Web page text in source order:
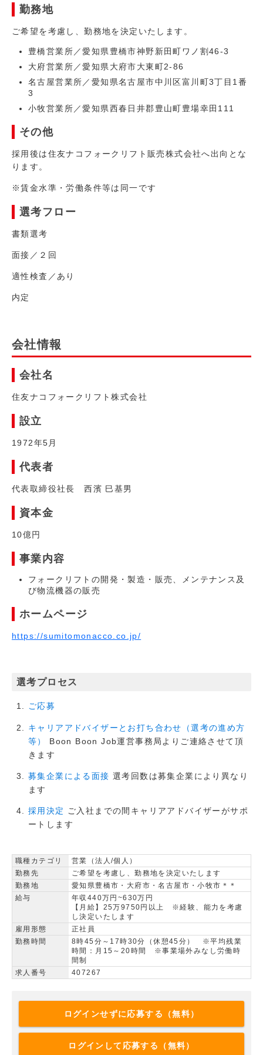
勤務地
ご希望を考慮し、勤務地を決定いたします。
豊橋営業所／愛知県豊橋市神野新田町ワノ割46-3
大府営業所／愛知県大府市大東町2-86
名古屋営業所／愛知県名古屋市中川区富川町3丁目1番
3
小牧営業所／愛知県西春日井郡豊山町豊場幸田111
その他
採用後は住友ナコフォークリフト販売株式会社へ出向とな
ります。
※賃金水準・労働条件等は同一です
選考フロー
書類選考
面接／２回
適性検査／あり
内定
会社情報
会社名
住友ナコフォークリフト株式会社
設立
1972年5月
代表者
代表取締役社長 西濱 巳基男
資本金
10億円
事業内容
フォークリフトの開発・製造・販売、メンテナンス及
び物流機器の販売
ホームページ
https://sumitomonacco.co.jp/
選考プロセス
ご応募
キャリアアドバイザーとお打ち合わせ（選考の進め方
等）
Boon Boon Job運営事務局よりご連絡させて頂
きます
募集企業による面接 選考回数は募集企業により異なり
ます
採用決定 ご入社までの間キャリアアドバイザーがサポ
ートします
職種カテゴリ
営業（法人/個人）
勤務先
ご希望を考慮し、勤務地を決定いたします
勤務地
愛知県豊橋市・大府市・名古屋市・小牧市＊＊
給与
年収440万円~630万円
【月給】25万9750円以上 ※経験、能力を考慮
し決定いたします
雇用形態
正社員
勤務時間
8時45分～17時30分（休憩45分） ※平均残業
時間：月15～20時間 ※事業場外みなし労働時
間制
求人番号
407267
ログインせずに応募する（無料）
ログインして応募する（無料）